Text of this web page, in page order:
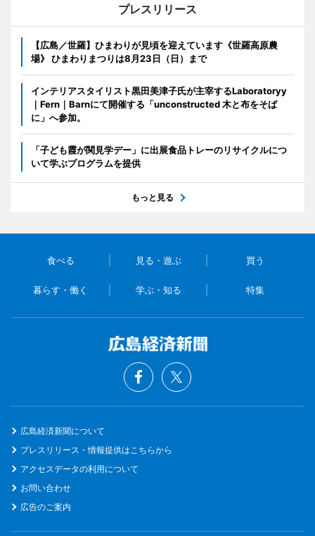
プレスリリース
【広島／世羅】ひまわりが見頃を迎えています《世羅高原農
場》 ひまわりまつりは8月23日（日）まで
インテリアスタイリスト黒田美津子氏が主宰するLaboratoryy
｜Fern｜Barnにて開催する「unconstructed 木と布をそば
に」へ参加。
「子ども霞が関見学デー」に出展食品トレーのリサイクルにつ
いて学ぶプログラムを提供
もっと見る
食べる 見る・遊ぶ 買う
暮らす・働く 学ぶ・知る 特集
広島経済新聞について
プレスリリース・情報提供はこちらから
アクセスデータの利用について
お問い合わせ
広告のご案内